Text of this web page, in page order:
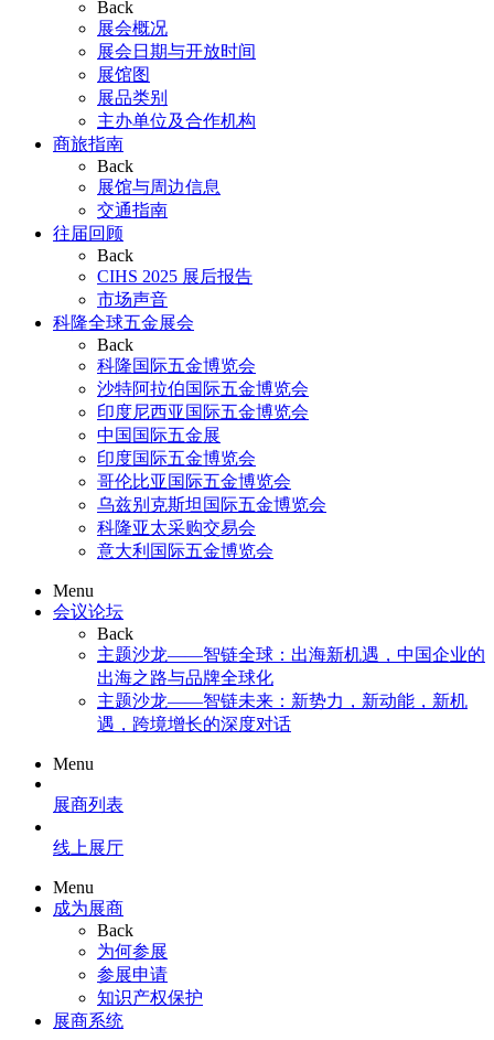
Back
展会概况
展会日期与开放时间
展馆图
展品类别
主办单位及合作机构
商旅指南
Back
展馆与周边信息
交通指南
往届回顾
Back
CIHS 2025 展后报告
市场声音
科隆全球五金展会
Back
科隆国际五金博览会
沙特阿拉伯国际五金博览会
印度尼西亚国际五金博览会
中国国际五金展
印度国际五金博览会
哥伦比亚国际五金博览会
乌兹别克斯坦国际五金博览会
科隆亚太采购交易会
意大利国际五金博览会
Menu
会议论坛
Back
主题沙龙——智链全球：出海新机遇，中国企业的
出海之路与品牌全球化
主题沙龙——智链未来：新势力，新动能，新机
遇，跨境增长的深度对话
Menu
展商列表
线上展厅
Menu
成为展商
Back
为何参展
参展申请
知识产权保护
展商系统